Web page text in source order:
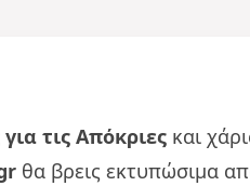
τις Απόκριες και
θα βρεις εκτυπώσιμα